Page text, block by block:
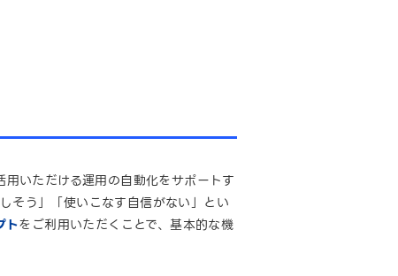
いただける運用の自動化をサポートす
そう」「使いこなす自信がない」とい
トをご利用いただくことで、基本的な機